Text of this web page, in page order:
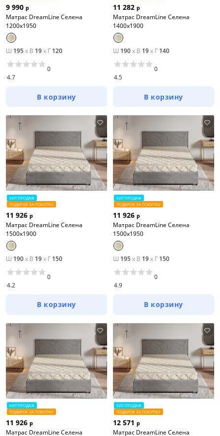
9 990 р
Матрас DreamLine Селена
1200x1950
Ш 195x В 19x Г 120
4.7
0
В корзину
11 282 р
Матрас DreamLine Селена
1400x1900
Ш 190x В 19x Г 140
4.5
0
В корзину
ХИТ ПРОДАЖ
ПОДАРОК ЗА ПОКУПКУ
11 926 р
Матрас DreamLine Селена
1500x1900
Ш 190x В 19x Г 150
4.2
0
В корзину
ХИТ ПРОДАЖ
ПОДАРОК ЗА ПОКУПКУ
11 926 р
Матрас DreamLine Селена
1500x1950
Ш 195x В 19x Г 150
4.9
0
В корзину
ХИТ ПРОДАЖ
ПОДАРОК ЗА ПОКУПКУ
11 926 р
Матрас DreamLine Селена
ХИТ ПРОДАЖ
ПОДАРОК ЗА ПОКУПКУ
12 571 р
Матрас DreamLine Селена